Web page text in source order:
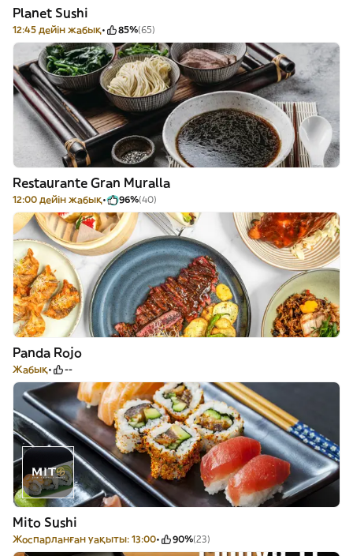
Planet Sushi
12:45 дейін жабық 85%(65)
Restaurante Gran Muralla
12:00 дейін жабық 96%(40)
Panda Rojo
Жабық --
Mito Sushi
Жоспарланған уақыты: 13:00 90%(23)